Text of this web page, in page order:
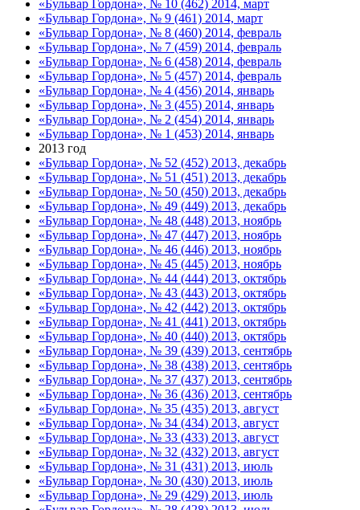
«Бульвар Гордона», № 10 (462) 2014, март
«Бульвар Гордона», № 9 (461) 2014, март
«Бульвар Гордона», № 8 (460) 2014, февраль
«Бульвар Гордона», № 7 (459) 2014, февраль
«Бульвар Гордона», № 6 (458) 2014, февраль
«Бульвар Гордона», № 5 (457) 2014, февраль
«Бульвар Гордона», № 4 (456) 2014, январь
«Бульвар Гордона», № 3 (455) 2014, январь
«Бульвар Гордона», № 2 (454) 2014, январь
«Бульвар Гордона», № 1 (453) 2014, январь
2013 год
«Бульвар Гордона», № 52 (452) 2013, декабрь
«Бульвар Гордона», № 51 (451) 2013, декабрь
«Бульвар Гордона», № 50 (450) 2013, декабрь
«Бульвар Гордона», № 49 (449) 2013, декабрь
«Бульвар Гордона», № 48 (448) 2013, ноябрь
«Бульвар Гордона», № 47 (447) 2013, ноябрь
«Бульвар Гордона», № 46 (446) 2013, ноябрь
«Бульвар Гордона», № 45 (445) 2013, ноябрь
«Бульвар Гордона», № 44 (444) 2013, октябрь
«Бульвар Гордона», № 43 (443) 2013, октябрь
«Бульвар Гордона», № 42 (442) 2013, октябрь
«Бульвар Гордона», № 41 (441) 2013, октябрь
«Бульвар Гордона», № 40 (440) 2013, октябрь
«Бульвар Гордона», № 39 (439) 2013, сентябрь
«Бульвар Гордона», № 38 (438) 2013, сентябрь
«Бульвар Гордона», № 37 (437) 2013, сентябрь
«Бульвар Гордона», № 36 (436) 2013, сентябрь
«Бульвар Гордона», № 35 (435) 2013, август
«Бульвар Гордона», № 34 (434) 2013, август
«Бульвар Гордона», № 33 (433) 2013, август
«Бульвар Гордона», № 32 (432) 2013, август
«Бульвар Гордона», № 31 (431) 2013, июль
«Бульвар Гордона», № 30 (430) 2013, июль
«Бульвар Гордона», № 29 (429) 2013, июль